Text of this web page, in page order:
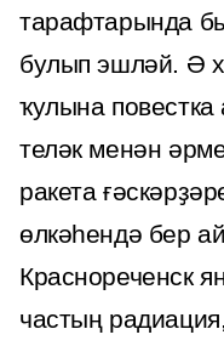
тарафтарында
булып эшләй. Ә
ҡулына
теләк менән
ракета
өлкәһендә бер
Краснореченск
частың